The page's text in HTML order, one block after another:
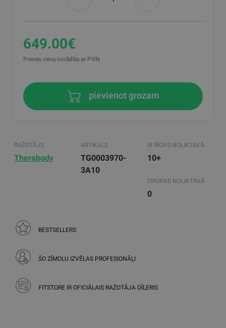
649.00€
Preces cena norādīta ar PVN
pievienot grozam
RAŽOTĀJS
Therabody
ARTIKULS
TG0003970-
3A10
IR RĪGAS NOLIKTAVĀ:
10+
EIROPAS NOLIKTAVĀ
0
BESTSELLERS
ŠO ZĪMOLU IZVĒLAS PROFESIONĀĻI
FITSTORE IR OFICIĀLAIS RAŽOTĀJA DĪLERIS